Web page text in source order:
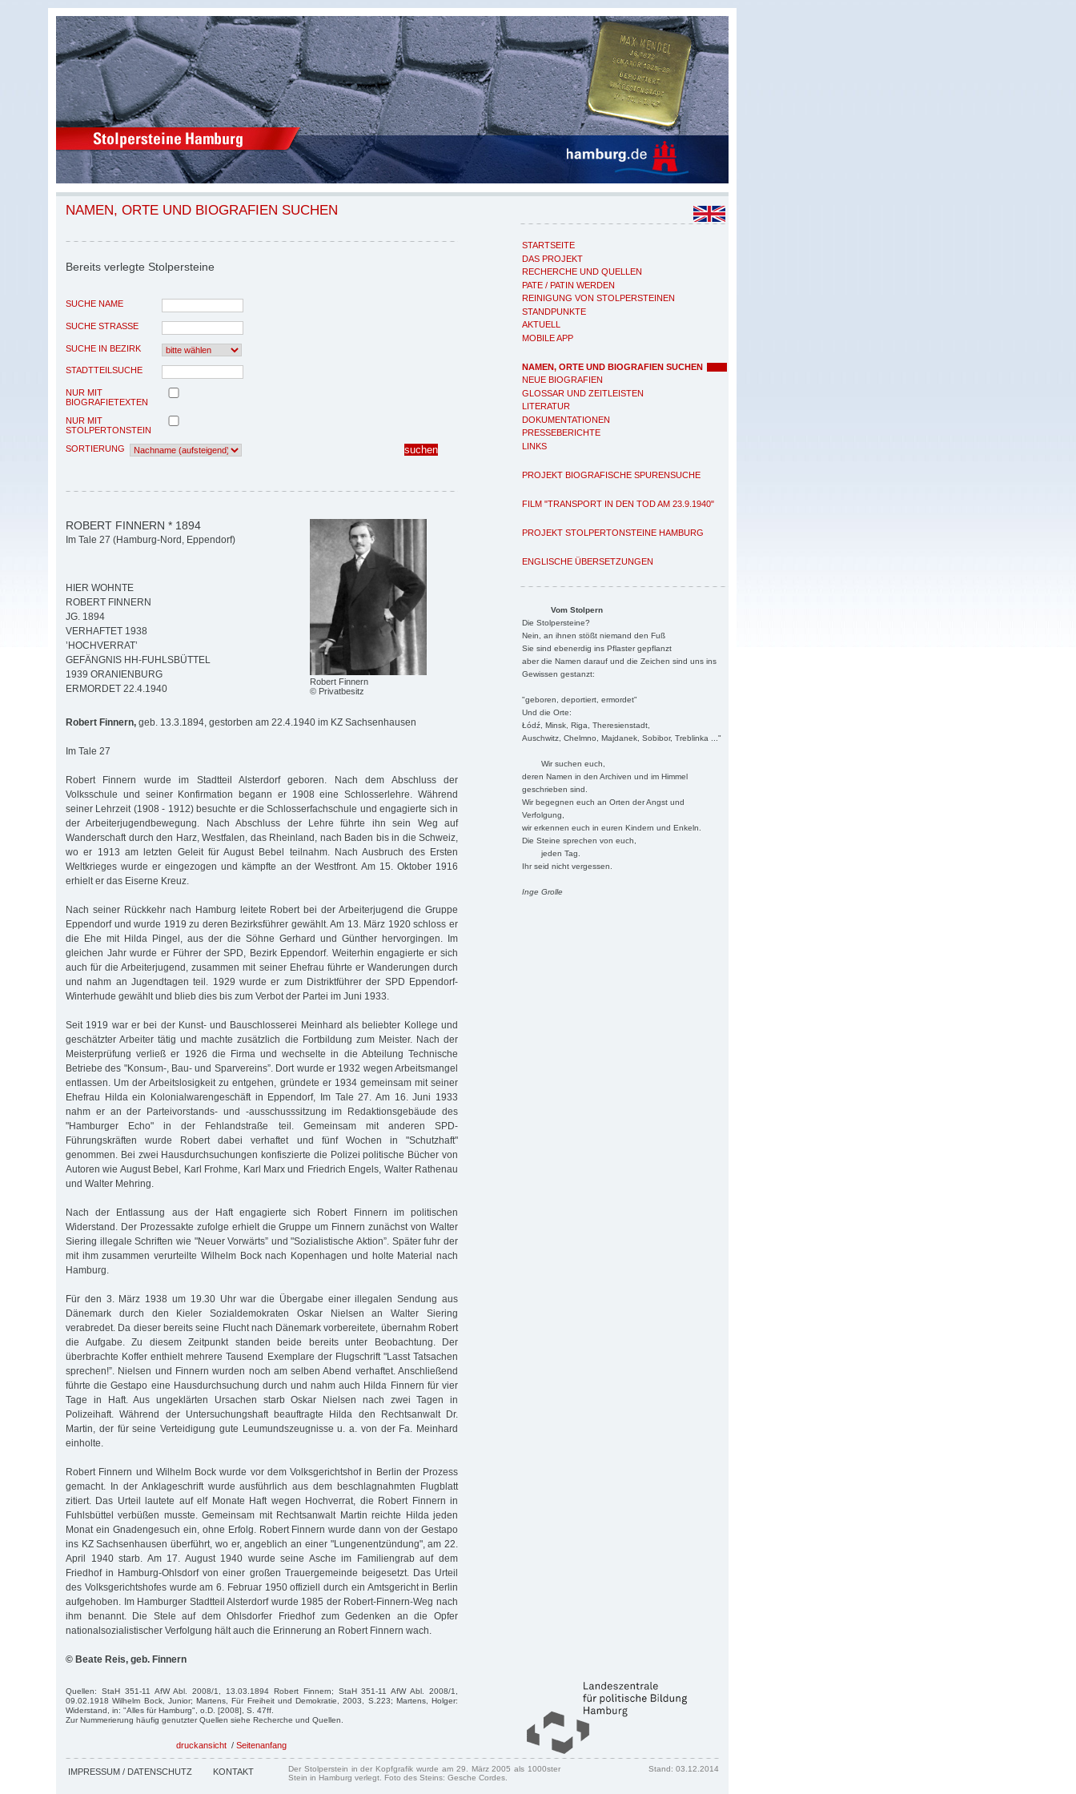
STARTSEITE
DAS PROJEKT
RECHERCHE UND QUELLEN
PATE / PATIN WERDEN
REINIGUNG VON STOLPERSTEINEN
STANDPUNKTE
AKTUELL
MOBILE APP
NAMEN, ORTE UND BIOGRAFIEN SUCHEN
NEUE BIOGRAFIEN
GLOSSAR UND ZEITLEISTEN
LITERATUR
DOKUMENTATIONEN
PRESSEBERICHTE
LINKS
PROJEKT BIOGRAFISCHE SPURENSUCHE
FILM "TRANSPORT IN DEN TOD AM 23.9.1940"
PROJEKT STOLPERTONSTEINE HAMBURG
ENGLISCHE ÜBERSETZUNGEN
Vom Stolpern
Die Stolpersteine?
Nein, an ihnen stößt niemand den Fuß
Sie sind ebenerdig ins Pflaster gepflanzt
aber die Namen darauf und die Zeichen sind uns ins
Gewissen gestanzt:
"geboren, deportiert, ermordet"
Und die Orte:
Łódź, Minsk, Riga, Theresienstadt,
Auschwitz, Chelmno, Majdanek, Sobibor, Treblinka ..."
Wir suchen euch,
deren Namen in den Archiven und im Himmel
geschrieben sind.
Wir begegnen euch an Orten der Angst und
Verfolgung,
wir erkennen euch in euren Kindern und Enkeln.
Die Steine sprechen von euch,
jeden Tag.
Ihr seid nicht vergessen.
Inge Grolle
NAMEN, ORTE UND BIOGRAFIEN SUCHEN
Bereits verlegte Stolpersteine
SUCHE NAME
SUCHE STRASSE
SUCHE IN BEZIRK
STADTTEILSUCHE
NUR MIT
BIOGRAFIETEXTEN
NUR MIT
STOLPERTONSTEIN
SORTIERUNG
Robert Finnern
© Privatbesitz
ROBERT FINNERN * 1894
Im Tale 27 (Hamburg-Nord, Eppendorf)
HIER WOHNTE
ROBERT FINNERN
JG. 1894
VERHAFTET 1938
’HOCHVERRAT’
GEFÄNGNIS HH-FUHLSBÜTTEL
1939 ORANIENBURG
ERMORDET 22.4.1940
Robert Finnern, geb. 13.3.1894, gestorben am 22.4.1940 im KZ Sachsenhausen
Im Tale 27
Robert Finnern wurde im Stadtteil Alsterdorf geboren. Nach dem Abschluss der
Volksschule und seiner Konfirmation begann er 1908 eine Schlosserlehre. Während
seiner Lehrzeit (1908 - 1912) besuchte er die Schlosserfachschule und engagierte sich in
der Arbeiterjugendbewegung. Nach Abschluss der Lehre führte ihn sein Weg auf
Wanderschaft durch den Harz, Westfalen, das Rheinland, nach Baden bis in die Schweiz,
wo er 1913 am letzten Geleit für August Bebel teilnahm. Nach Ausbruch des Ersten
Weltkrieges wurde er eingezogen und kämpfte an der Westfront. Am 15. Oktober 1916
erhielt er das Eiserne Kreuz.
Nach seiner Rückkehr nach Hamburg leitete Robert bei der Arbeiterjugend die Gruppe
Eppendorf und wurde 1919 zu deren Bezirksführer gewählt. Am 13. März 1920 schloss er
die Ehe mit Hilda Pingel, aus der die Söhne Gerhard und Günther hervorgingen. Im
gleichen Jahr wurde er Führer der SPD, Bezirk Eppendorf. Weiterhin engagierte er sich
auch für die Arbeiterjugend, zusammen mit seiner Ehefrau führte er Wanderungen durch
und nahm an Jugendtagen teil. 1929 wurde er zum Distriktführer der SPD Eppendorf-
Winterhude gewählt und blieb dies bis zum Verbot der Partei im Juni 1933.
Seit 1919 war er bei der Kunst- und Bauschlosserei Meinhard als beliebter Kollege und
geschätzter Arbeiter tätig und machte zusätzlich die Fortbildung zum Meister. Nach der
Meisterprüfung verließ er 1926 die Firma und wechselte in die Abteilung Technische
Betriebe des "Konsum-, Bau- und Sparvereins”. Dort wurde er 1932 wegen Arbeitsmangel
entlassen. Um der Arbeitslosigkeit zu entgehen, gründete er 1934 gemeinsam mit seiner
Ehefrau Hilda ein Kolonialwarengeschäft in Eppendorf, Im Tale 27. Am 16. Juni 1933
nahm er an der Parteivorstands- und -ausschusssitzung im Redaktionsgebäude des
"Hamburger Echo" in der Fehlandstraße teil. Gemeinsam mit anderen SPD-
Führungskräften wurde Robert dabei verhaftet und fünf Wochen in "Schutzhaft"
genommen. Bei zwei Hausdurchsuchungen konfiszierte die Polizei politische Bücher von
Autoren wie August Bebel, Karl Frohme, Karl Marx und Friedrich Engels, Walter Rathenau
und Walter Mehring.
Nach der Entlassung aus der Haft engagierte sich Robert Finnern im politischen
Widerstand. Der Prozessakte zufolge erhielt die Gruppe um Finnern zunächst von Walter
Siering illegale Schriften wie "Neuer Vorwärts” und "Sozialistische Aktion”. Später fuhr der
mit ihm zusammen verurteilte Wilhelm Bock nach Kopenhagen und holte Material nach
Hamburg.
Für den 3. März 1938 um 19.30 Uhr war die Übergabe einer illegalen Sendung aus
Dänemark durch den Kieler Sozialdemokraten Oskar Nielsen an Walter Siering
verabredet. Da dieser bereits seine Flucht nach Dänemark vorbereitete, übernahm Robert
die Aufgabe. Zu diesem Zeitpunkt standen beide bereits unter Beobachtung. Der
überbrachte Koffer enthielt mehrere Tausend Exemplare der Flugschrift "Lasst Tatsachen
sprechen!”. Nielsen und Finnern wurden noch am selben Abend verhaftet. Anschließend
führte die Gestapo eine Hausdurchsuchung durch und nahm auch Hilda Finnern für vier
Tage in Haft. Aus ungeklärten Ursachen starb Oskar Nielsen nach zwei Tagen in
Polizeihaft. Während der Untersuchungshaft beauftragte Hilda den Rechtsanwalt Dr.
Martin, der für seine Verteidigung gute Leumundszeugnisse u. a. von der Fa. Meinhard
einholte.
Robert Finnern und Wilhelm Bock wurde vor dem Volksgerichtshof in Berlin der Prozess
gemacht. In der Anklageschrift wurde ausführlich aus dem beschlagnahmten Flugblatt
zitiert. Das Urteil lautete auf elf Monate Haft wegen Hochverrat, die Robert Finnern in
Fuhlsbüttel verbüßen musste. Gemeinsam mit Rechtsanwalt Martin reichte Hilda jeden
Monat ein Gnadengesuch ein, ohne Erfolg. Robert Finnern wurde dann von der Gestapo
ins KZ Sachsenhausen überführt, wo er, angeblich an einer "Lungenentzündung", am 22.
April 1940 starb. Am 17. August 1940 wurde seine Asche im Familiengrab auf dem
Friedhof in Hamburg-Ohlsdorf von einer großen Trauergemeinde beigesetzt. Das Urteil
des Volksgerichtshofes wurde am 6. Februar 1950 offiziell durch ein Amtsgericht in Berlin
aufgehoben. Im Hamburger Stadtteil Alsterdorf wurde 1985 der Robert-Finnern-Weg nach
ihm benannt. Die Stele auf dem Ohlsdorfer Friedhof zum Gedenken an die Opfer
nationalsozialistischer Verfolgung hält auch die Erinnerung an Robert Finnern wach.
© Beate Reis, geb. Finnern
Quellen: StaH 351-11 AfW Abl. 2008/1, 13.03.1894 Robert Finnern; StaH 351-11 AfW Abl. 2008/1,
09.02.1918 Wilhelm Bock, Junior; Martens, Für Freiheit und Demokratie, 2003, S.223; Martens, Holger:
Widerstand, in: "Alles für Hamburg", o.D. [2008], S. 47ff.
Zur Nummerierung häufig genutzter Quellen siehe Recherche und Quellen.
druckansicht / Seitenanfang
IMPRESSUM / DATENSCHUTZ KONTAKT
Der Stolperstein in der Kopfgrafik wurde am 29. März 2005 als 1000ster
Stein in Hamburg verlegt. Foto des Steins: Gesche Cordes.
Stand: 03.12.2014